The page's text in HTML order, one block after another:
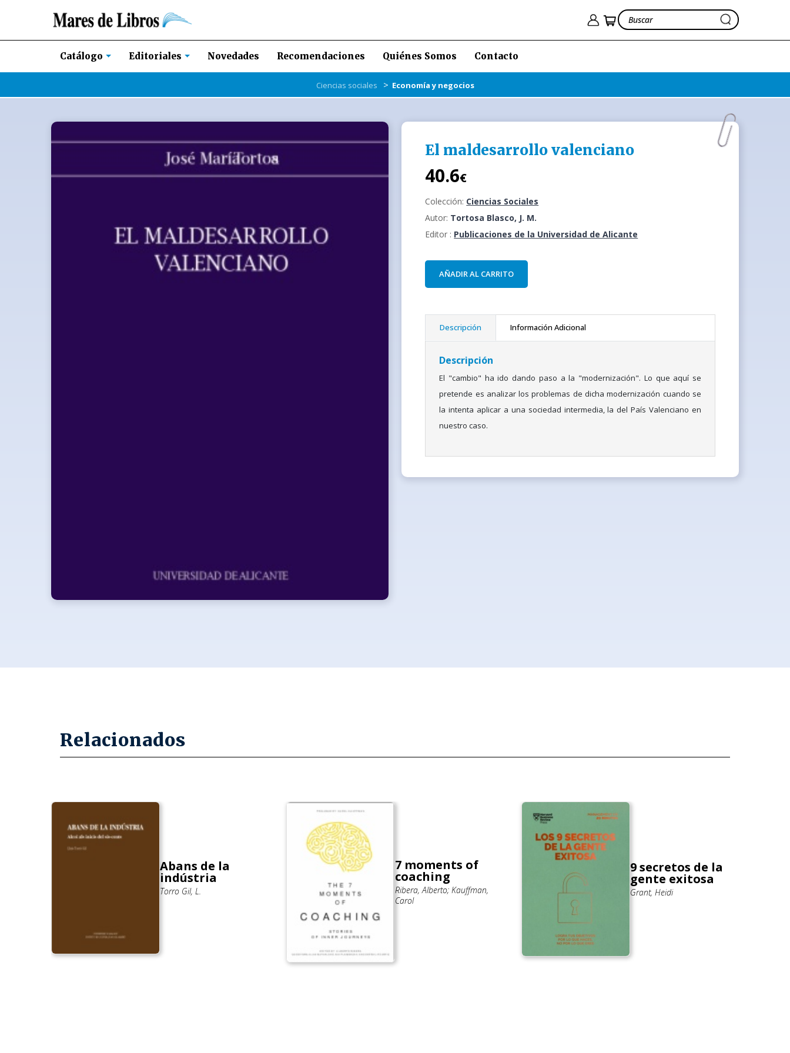
Catálogo Editoriales Novedades Recomendaciones Quiénes Somos Contacto
Ciencias sociales > Economía y negocios
El maldesarrollo valenciano
40.6€
Colección: Ciencias Sociales
Autor: Tortosa Blasco, J. M.
Editor : Publicaciones de la Universidad de Alicante
AÑADIR AL CARRITO
Descripción Información Adicional
Descripción
El "cambio" ha ido dando paso a la "modernización". Lo que aquí se
pretende es analizar los problemas de dicha modernización cuando se
la intenta aplicar a una sociedad intermedia, la del País Valenciano en
nuestro caso.
Relacionados
Abans de la
indústria
Torro Gil, L.
7 moments of
coaching
Ribera, Alberto; Kauffman,
Carol
9 secretos de la
gente exitosa
Grant, Heidi